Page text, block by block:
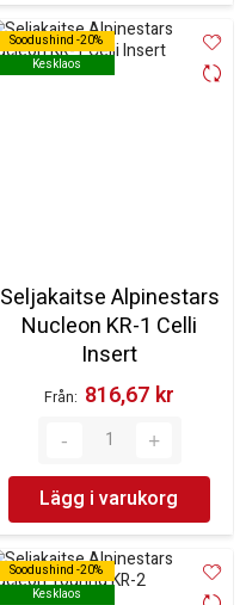
Soodushind -20%
Kesklaos
Soodushind -20%
Kesklaos
Seljakaitse Alpinestars
Nucleon KR-1 Celli
Insert
Från 816,67 kr‎
Lägg i varukorg
Soodushind -20%
Kesklaos
Soodushind -20%
Kesklaos